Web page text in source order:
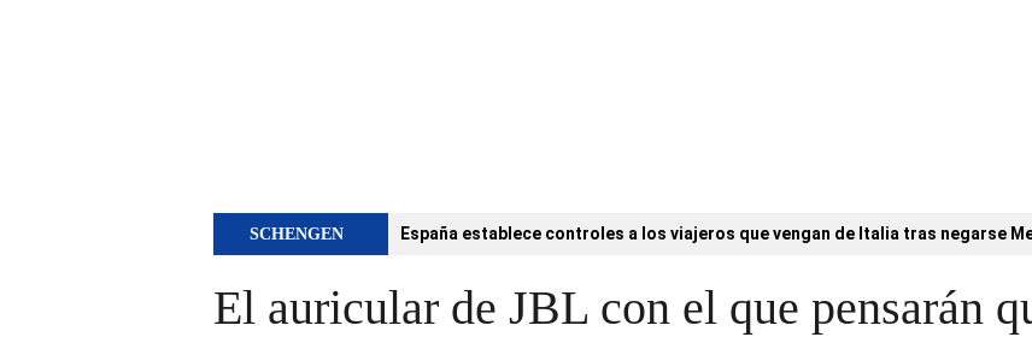
SCHENGEN España establece controles a los viajeros que vengan de Italia tras negarse
El auricular de JBL con el que pensarán